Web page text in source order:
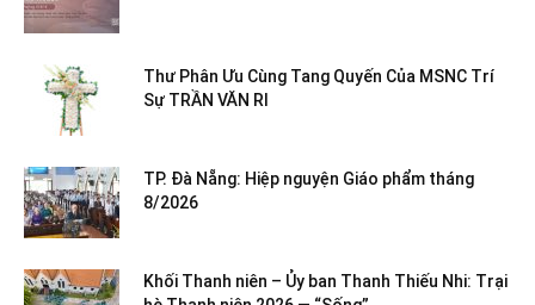
Thư Phân Ưu Cùng Tang Quyến Của MSNC Trí
Sự TRẦN VĂN RI
TP. Đà Nẵng: Hiệp nguyện Giáo phẩm tháng
8/2026
Khối Thanh niên – Ủy ban Thanh Thiếu Nhi: Trại